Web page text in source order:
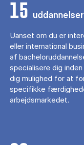
15 uddannelser
Uanset om du er
eller international
af
specialisere dig
dig mulighed for at
specifikke
arbejdsmarkedet.